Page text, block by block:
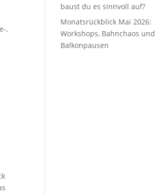
,
baust du es sinnvoll auf?
Monatsrückblick Mai 2026:
Workshops, Bahnchaos und
Balkonpausen